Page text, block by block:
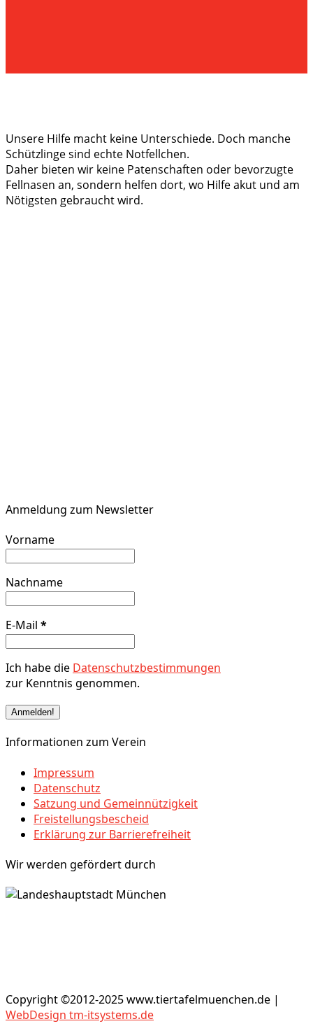
Unsere Hilfe macht keine Unterschiede. Doch manche
Schützlinge sind echte Notfellchen.
Daher bieten wir keine Patenschaften oder bevorzugte
Fellnasen an, sondern helfen dort, wo Hilfe akut und am
Nötigsten gebraucht wird.
Anmeldung zum Newsletter
Vorname
Nachname
E-Mail *
Ich habe die Datenschutzbestimmungen
zur Kenntnis genommen.
Informationen zum Verein
Impressum
Datenschutz
Satzung und Gemeinnützigkeit
Freistellungsbescheid
Erklärung zur Barrierefreiheit
Wir werden gefördert durch
Copyright ©2012-2025 www.tiertafelmuenchen.de |
WebDesign tm-itsystems.de